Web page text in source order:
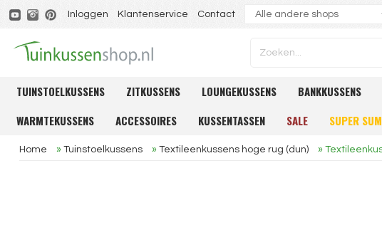
Inloggen Klantenservice Contact
TUINSTOELKUSSENS ZITKUSSENS LOUNGEKUSSENS BANKKUSSENS
WARMTEKUSSENS
ACCESSOIRES KUSSENTASSEN SALE SUPER
Home » Tuinstoelkussens » Textileenkussens hoge rug (dun) »